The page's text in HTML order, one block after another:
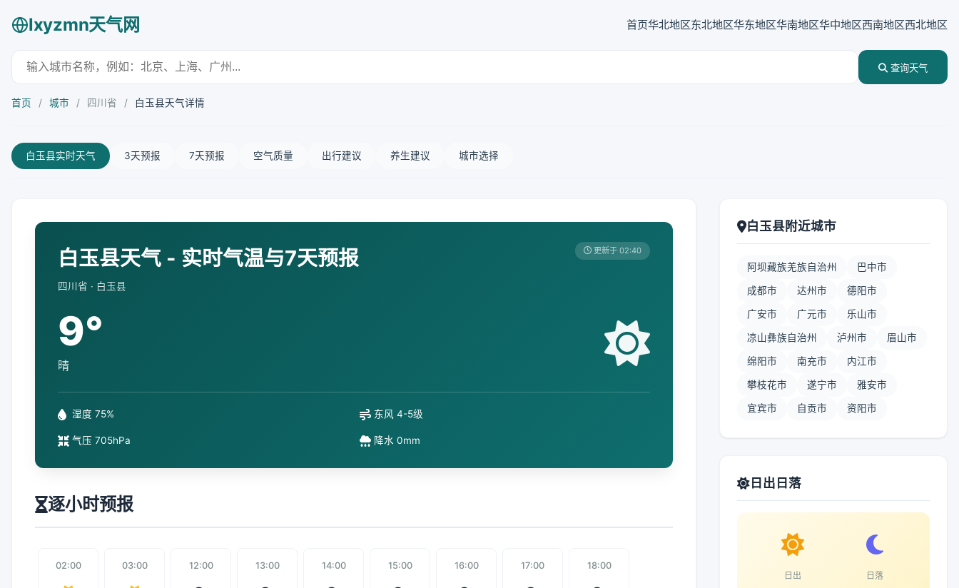
lxyzmn天气网 首页华北地区东北地区华东地区华南地区华中地区西南地区西北地区
查询天气
首页 / 城市 / 四川省 / 白玉县天气详情
白玉县实时天气 3天预报 7天预报 空气质量 出行建议 养生建议 城市选择
白玉县天气 - 实时气温与7天预报
四川省 · 白玉县
更新于 02:40
9°
晴
湿度 75% 东风 4-5级
气压 705hPa 降水 0mm
逐小时预报
02:00 03:00 12:00 13:00 14:00 15:00 16:00 17:00 18:00
白玉县附近城市
阿坝藏族羌族自治州 巴中市
成都市 达州市 德阳市
广安市 广元市 乐山市
凉山彝族自治州 泸州市 眉山市
绵阳市 南充市 内江市
攀枝花市 遂宁市 雅安市
宜宾市 自贡市 资阳市
日出日落
日出 日落